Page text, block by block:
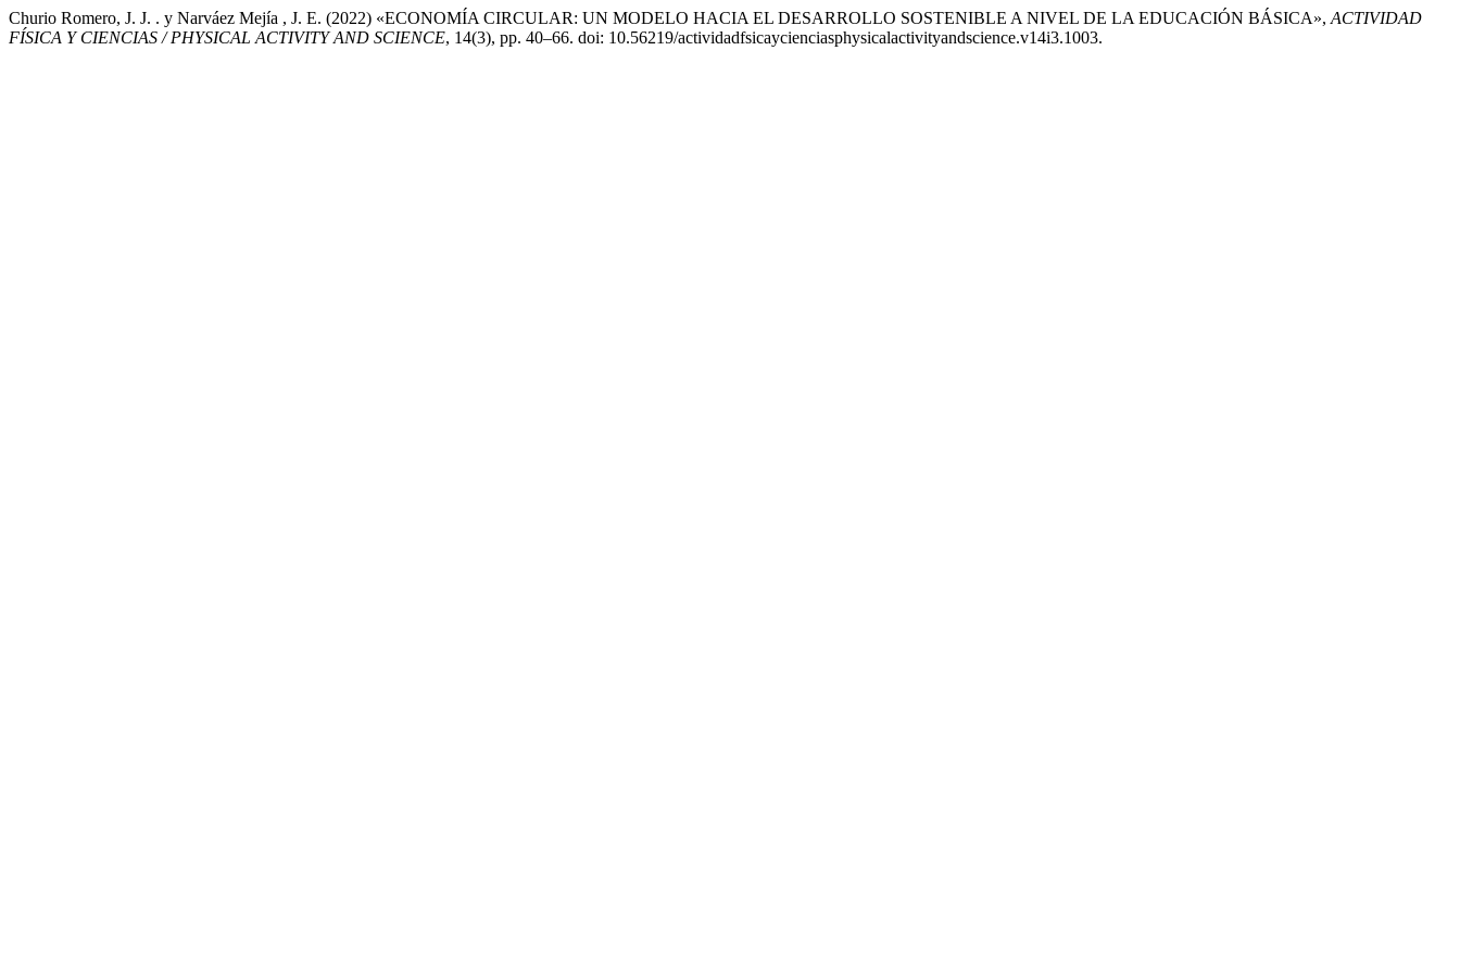
Churio Romero, J. J. . y Narváez Mejía , J. E. (2022) «ECONOMÍA CIRCULAR: UN MODELO HACIA EL DESARROLLO SOSTENIBLE A NIVEL DE LA EDUCACIÓN BÁSICA», ACTIVIDAD
FÍSICA Y CIENCIAS / PHYSICAL ACTIVITY AND SCIENCE, 14(3), pp. 40–66. doi: 10.56219/actividadfsicaycienciasphysicalactivityandscience.v14i3.1003.